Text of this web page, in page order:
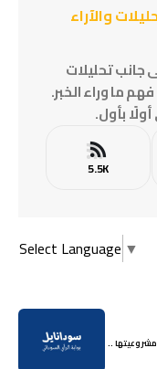
والآراء
جانب تحليلات
ما وراء الخبر.
بأول.
5.5K
Select Language ▼
..